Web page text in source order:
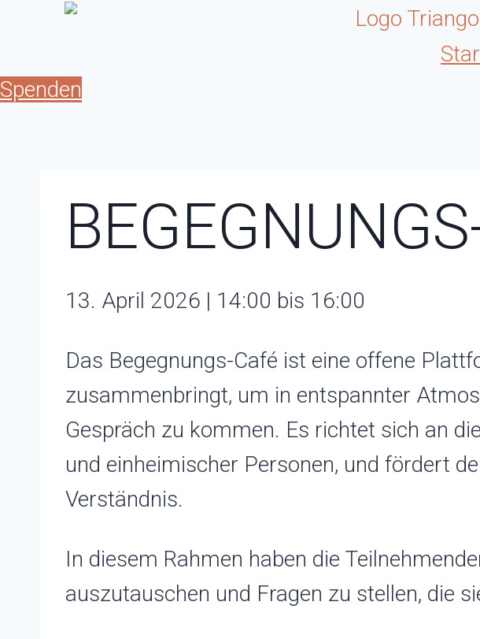
springen
Spenden
13. April 2026 | 14:00 bis 16:00
Das Begegnungs-Café ist eine offene
zusammenbringt, um in entspannter
Gespräch zu kommen. Es richtet sich an
und einheimischer Personen, und fördert
Verständnis.
In diesem Rahmen haben die
auszutauschen und Fragen zu stellen, die